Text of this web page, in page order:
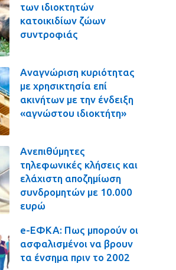
των ιδιοκτητών
κατοικιδίων ζώων
συντροφιάς
Αναγνώριση κυριότητας
με χρησικτησία επί
ακινήτων με την ένδειξη
«αγνώστου ιδιοκτήτη»
Ανεπιθύμητες
τηλεφωνικές κλήσεις και
ελάχιστη αποζημίωση
συνδρομητών με 10.000
ευρώ
e-ΕΦΚΑ: Πως μπορούν οι
ασφαλισμένοι να βρουν
τα ένσημα πριν το 2002